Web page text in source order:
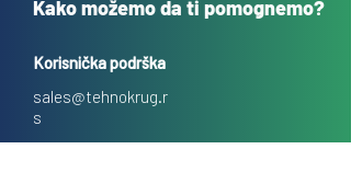
Kako možemo da ti pomognemo?
Korisnička podrška
sales@tehnokrug.r
s